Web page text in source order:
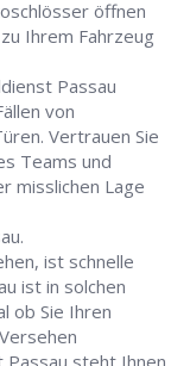
öffnen
Ihrem Fahrzeug
Passau
von
Vertrauen Sie
Teams und
misslichen Lage
ist schnelle
ist in solchen
ob Sie Ihren
Passau steht Ihnen